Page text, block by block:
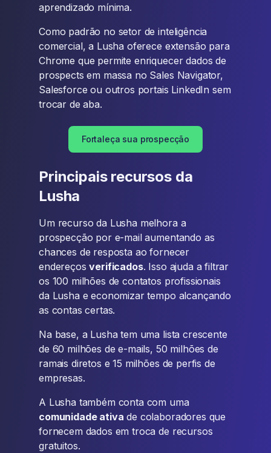
aprendizado mínima.
Como padrão no setor de inteligência
comercial, a Lusha oferece extensão para
Chrome que permite enriquecer dados de
prospects em massa no Sales Navigator,
Salesforce ou outros portais LinkedIn sem
trocar de aba.
Fortaleça sua prospecção
Principais recursos da
Lusha
Um recurso da Lusha melhora a
prospecção por e-mail aumentando as
chances de resposta ao fornecer
endereçosverificados. Isso ajuda a filtrar
os 100 milhões de contatos profissionais
da Lusha e economizar tempo alcançando
as contas certas.
Na base, a Lusha tem uma lista crescente
de 60 milhões de e-mails, 50 milhões de
ramais diretos e 15 milhões de perfis de
empresas.
A Lusha também conta com uma
comunidade ativa de colaboradores que
fornecem dados em troca de recursos
gratuitos.